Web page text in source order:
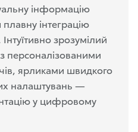
інформацію
інтеграцію
зрозумілий
персоналізованими
ярликами швидкого
налаштувань —
у цифровому